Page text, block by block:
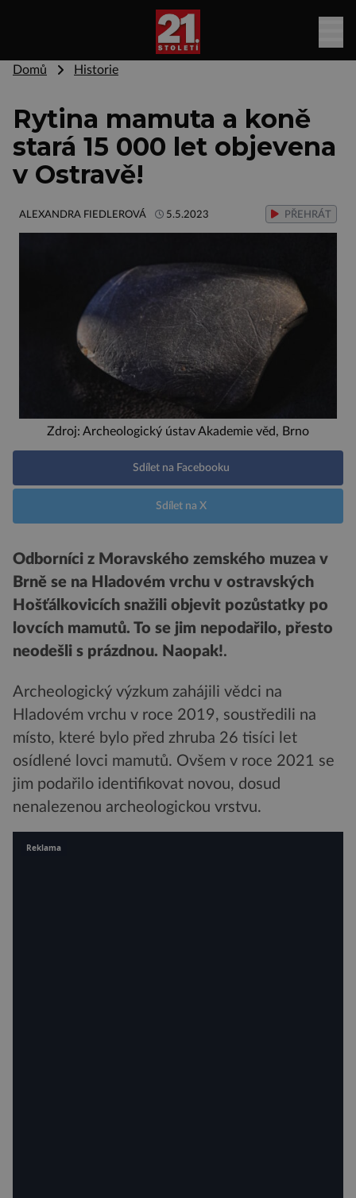
Domů Historie
Rytina mamuta a koně
stará 15 000 let objevena
v Ostravě!
ALEXANDRA FIEDLEROVÁ 5.5.2023 PŘEHRÁT
Zdroj: Archeologický ústav Akademie věd, Brno
Sdílet na Facebooku
Sdílet na X
Odborníci z Moravského zemského muzea v
Brně se na Hladovém vrchu v ostravských
Hošťálkovicích snažili objevit pozůstatky po
lovcích mamutů. To se jim nepodařilo, přesto
neodešli s prázdnou. Naopak!.
Archeologický výzkum zahájili vědci na
Hladovém vrchu v roce 2019, soustředili na
místo, které bylo před zhruba 26 tisíci let
osídlené lovci mamutů. Ovšem v roce 2021 se
jim podařilo identifikovat novou, dosud
nenalezenou archeologickou vrstvu.
Reklama